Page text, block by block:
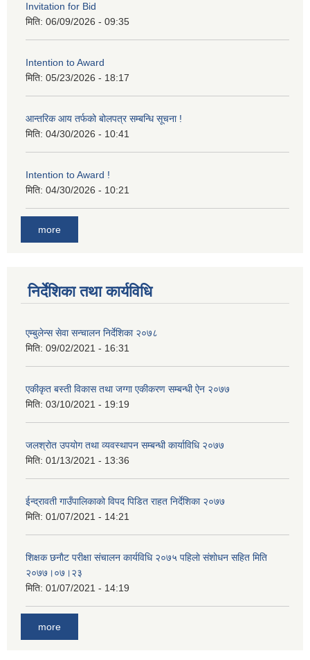
Invitation for Bid
मिति: 06/09/2026 - 09:35
Intention to Award
मिति: 05/23/2026 - 18:17
आन्तरिक आय तर्फको बोलपत्र सम्बन्धि सूचना !
मिति: 04/30/2026 - 10:41
Intention to Award !
मिति: 04/30/2026 - 10:21
more
निर्देशिका तथा कार्यविधि
एम्बुलेन्स सेवा सन्चालन निर्देशिका २०७८
मिति: 09/02/2021 - 16:31
एकीकृत बस्ती विकास तथा जग्गा एकीकरण सम्बन्धी ऐन २०७७
मिति: 03/10/2021 - 19:19
जलश्रोत उपयोग तथा व्यवस्थापन सम्बन्धी कार्याविधि २०७७
मिति: 01/13/2021 - 13:36
ईन्द्रावती गाउँपालिकाको विपद पिडित राहत निर्देशिका २०७७
मिति: 01/07/2021 - 14:21
शिक्षक छनाैट परीक्षा संचालन कार्यविधि २०७५ पहिलाे स‌ंशाेधन सहित मिति
२०७७।०७।२३
मिति: 01/07/2021 - 14:19
more